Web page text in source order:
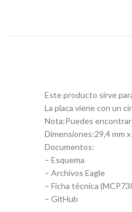
Este producto sirve
La placa viene con un
Nota:Puedes
Dimensiones:29,4 mm x
Documentos:
– Esquema
– Archivos Eagle
– Ficha técnica
– GitHub